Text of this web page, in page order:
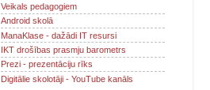
Veikals pedagogiem
Android skolā
ManaKlase - dažādi IT resursi
IKT drošības prasmju barometrs
Prezi - prezentāciju rīks
Digitālie skolotāji - YouTube kanāls